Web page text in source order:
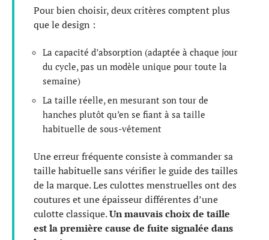
Pour bien choisir, deux critères comptent plus
que le design :
La capacité d’absorption (adaptée à chaque jour
du cycle, pas un modèle unique pour toute la
semaine)
La taille réelle, en mesurant son tour de
hanches plutôt qu’en se fiant à sa taille
habituelle de sous-vêtement
Une erreur fréquente consiste à commander sa
taille habituelle sans vérifier le guide des tailles
de la marque. Les culottes menstruelles ont des
coutures et une épaisseur différentes d’une
culotte classique.Un mauvais choix de taille
est la première cause de fuite signalée dans